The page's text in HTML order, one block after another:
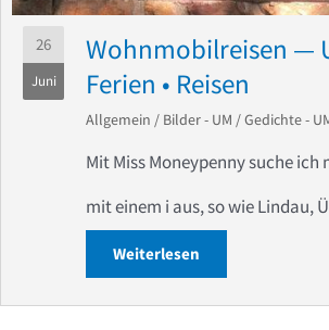
26
Juni
Wohnmobilreisen —
Ferien • Reisen
Allgemein / Bilder - UM /Gedichte -
Mit Miss Moneypenny suche ich
mit einem i aus, so wie Lindau,
Weiterlesen